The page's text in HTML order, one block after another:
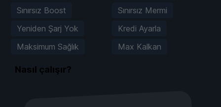
Sınırsız Boost
Sınırsız Mermi
Yeniden Şarj Yok
Kredi Ayarla
Maksimum Sağlık
Max Kalkan
Nasıl çalışır?